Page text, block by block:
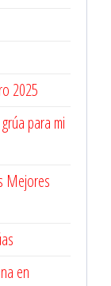
2025
para mi
Mejores
en